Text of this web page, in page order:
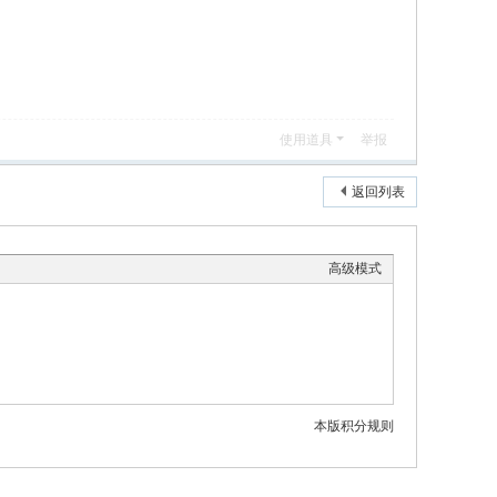
使用道具 举报
返回列表
高级模式
本版积分规则